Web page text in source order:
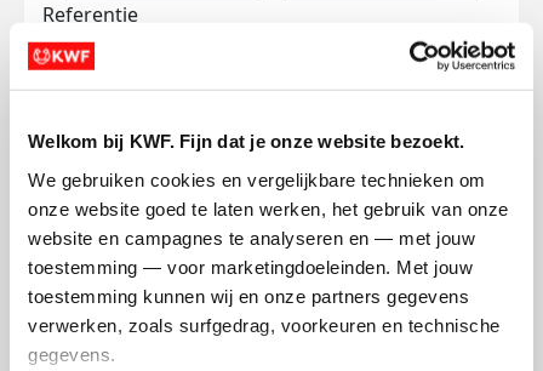
Welkom bij KWF. Fijn dat je onze website bezoekt.
We gebruiken cookies en vergelijkbare technieken om
onze website goed te laten werken, het gebruik van onze
website en campagnes te analyseren en — met jouw
toestemming — voor marketingdoeleinden. Met jouw
toestemming kunnen wij en onze partners gegevens
verwerken, zoals surfgedrag, voorkeuren en technische
gegevens.
Referentie
Ik wil bijdragen aan de transactiekosten
en betaal €0.75 extra.
Doneer nu